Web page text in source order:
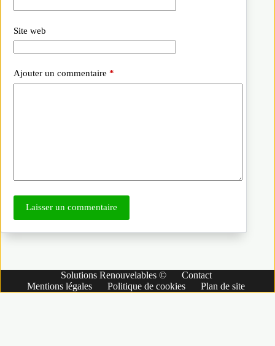
Site web
Ajouter un commentaire *
Laisser un commentaire
Solutions Renouvelables ©
Contact
Mentions légales
Politique de cookies Plan de site